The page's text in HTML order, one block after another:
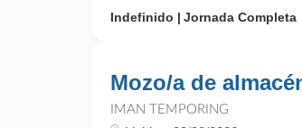
Indefinido
Jornada Completa
Mozo/a de
IMAN TEMPORING